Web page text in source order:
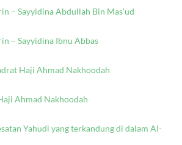
– Sayyidina Abdullah Bin Mas’ud
– Sayyidina Ibnu Abbas
Haji Ahmad Nakhoodah
Ahmad Nakhoodah
Yahudi yang terkandung di dalam Al-